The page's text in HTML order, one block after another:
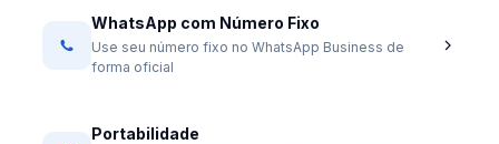
WhatsApp com Número Fixo
Use seu número fixo no WhatsApp Business de
forma oficial
Portabilidade